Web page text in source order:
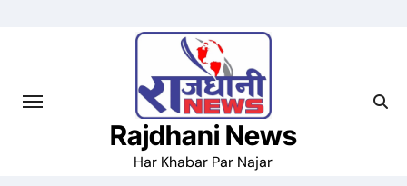
Rajdhani News
Har Khabar Par Najar